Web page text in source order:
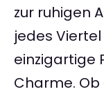
zur ruhigen
jedes
einzigartige
Charme.